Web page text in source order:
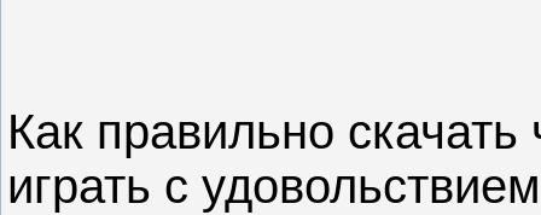
Как правильно
играть с